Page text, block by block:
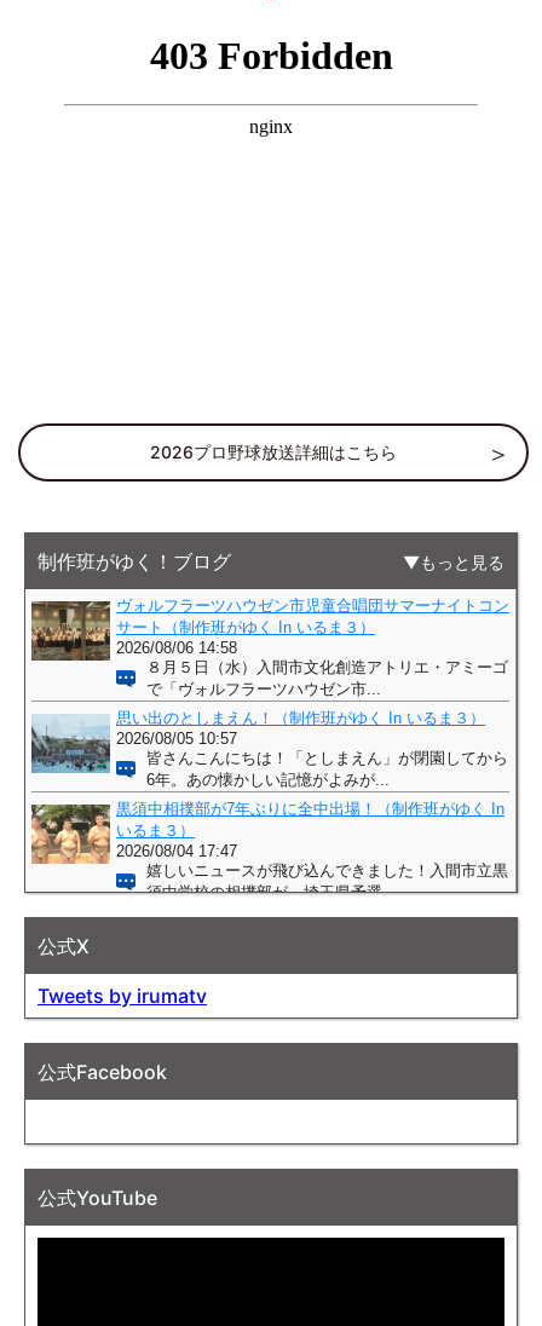
2026プロ野球放送詳細はこちら
制作班がゆく！ブログ もっと見る
公式X
Tweets by irumatv
公式Facebook
公式YouTube